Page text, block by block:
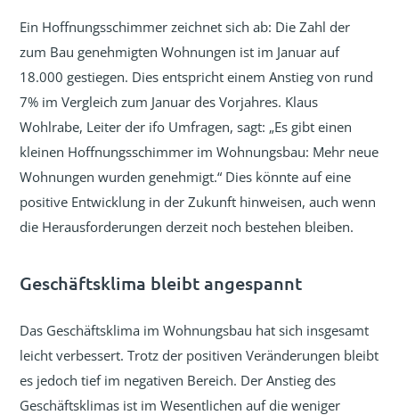
Ein Hoffnungsschimmer zeichnet sich ab: Die Zahl der
zum Bau genehmigten Wohnungen ist im Januar auf
18.000 gestiegen. Dies entspricht einem Anstieg von rund
7% im Vergleich zum Januar des Vorjahres. Klaus
Wohlrabe, Leiter der ifo Umfragen, sagt: „Es gibt einen
kleinen Hoffnungsschimmer im Wohnungsbau: Mehr neue
Wohnungen wurden genehmigt.“ Dies könnte auf eine
positive Entwicklung in der Zukunft hinweisen, auch wenn
die Herausforderungen derzeit noch bestehen bleiben.
Geschäftsklima bleibt angespannt
Das Geschäftsklima im Wohnungsbau hat sich insgesamt
leicht verbessert. Trotz der positiven Veränderungen bleibt
es jedoch tief im negativen Bereich. Der Anstieg des
Geschäftsklimas ist im Wesentlichen auf die weniger